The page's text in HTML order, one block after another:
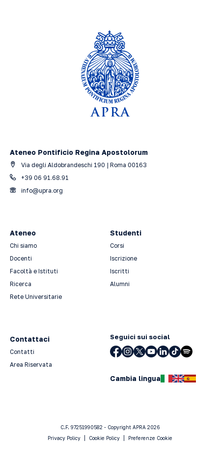
Ateneo Pontificio Regina Apostolorum
Via degli Aldobrandeschi 190 | Roma 00163
+39 06 91.68.91
info@upra.org
Ateneo
Chi siamo
Docenti
Facoltà e Istituti
Ricerca
Rete Universitarie
Studenti
Corsi
Iscrizione
Iscritti
Alumni
Contattaci
Contatti
Area Riservata
Seguici sui social
Cambia lingua
C.F. 97251990582 - Copyright APRA 2026
Privacy Policy
Cookie Policy Preferenze Cookie